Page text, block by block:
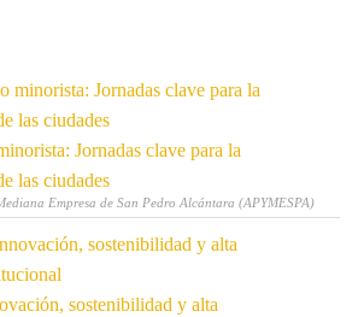
Jornadas clave para la
las ciudades
Empresa de San Pedro Alcántara (APYMESPA)
sostenibilidad y alta